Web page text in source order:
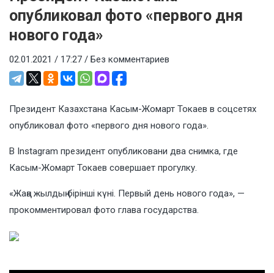
опубликовал фото «первого дня
нового года»
02.01.2021 / 17:27 / Без комментариев
Президент Казахстана Касым-Жомарт Токаев в соцсетях
опубликовал фото «первого дня нового года».
В Instagram президент опубликовани два снимка, где
Касым-Жомарт Токаев совершает прогулку.
«Жаңа жылдың бірінші күні. Первый день нового года», —
прокомментировал фото глава государства.